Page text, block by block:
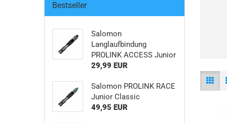
Bestseller
Salomon
Langlaufbindung
PROLINK ACCESS Junior
29,99 EUR
Salomon PROLINK RACE
Junior Classic
49,95 EUR